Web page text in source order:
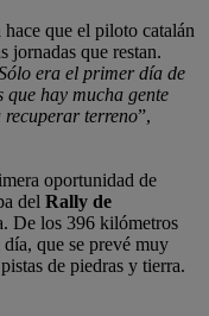
que el piloto catalán
jornadas que restan.
era el primer día de
hay mucha gente
recuperar terreno”,
oportunidad de
del Rally de
De los 396 kilómetros
que se prevé muy
de piedras y tierra.